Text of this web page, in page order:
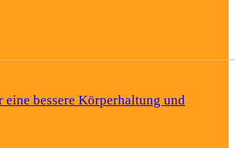
bessere Körperhaltung und